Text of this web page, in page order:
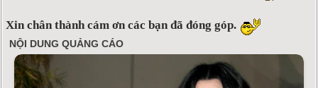
Xin chân thành cám ơn các bạn đã đóng góp.